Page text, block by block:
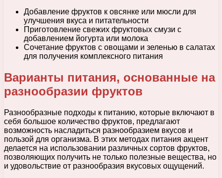
Добавление фруктов к овсянке или мюсли для
улучшения вкуса и питательности
Приготовление свежих фруктовых смузи с
добавлением йогурта или молока
Сочетание фруктов с овощами и зеленью в салатах
для получения комплексного питания
Варианты питания, основанные на
разнообразии фруктов
Разнообразные подходы к питанию, которые включают в
себя большое количество фруктов, предлагают
возможность насладиться разнообразием вкусов и
пользой для организма. В этих методах питания акцент
делается на использовании различных сортов фруктов,
позволяющих получить не только полезные вещества, но
и удовольствие от разнообразия вкусовых ощущений.